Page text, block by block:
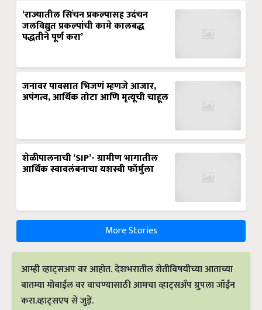
‘राज्यातील सिंचन प्रकल्पासह उदंचन
जलविद्युत प्रकल्पांची कामे कालबद्ध
पद्धतीने पूर्ण करा’
जनावर पावसात भिजणं म्हणजे आजार,
अपंगत्व, आर्थिक तोटा आणि मृत्यूची चाहूल
शेळीपालनाची ‘SIP’- ग्रामीण भागातील
आर्थिक स्वावलंबनाचा यशस्वी फॉर्मुला
More Stories
आम्ही व्हाट्सअप वर आहोत. देशभरातील शेतीविषयीच्या आताच्या
बातम्या मोबाईल वर वाचण्यासाठी आमचा व्हाट्सअँप ग्रुपला जॉईन
करा.व्हाट्सएप से जुड़ें.